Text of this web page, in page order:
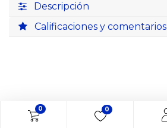
0 0
Descripción
Calificaciones y comentarios